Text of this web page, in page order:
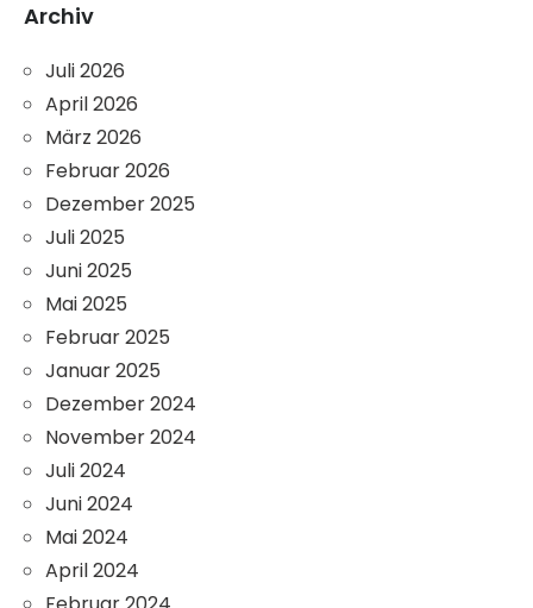
Archiv
Juli 2026
April 2026
März 2026
Februar 2026
Dezember 2025
Juli 2025
Juni 2025
Mai 2025
Februar 2025
Januar 2025
Dezember 2024
November 2024
Juli 2024
Juni 2024
Mai 2024
April 2024